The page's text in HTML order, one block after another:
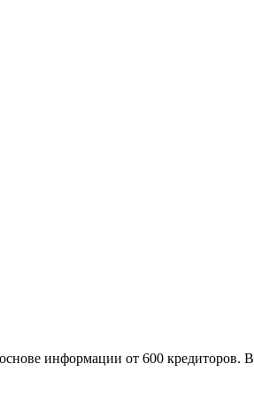
информации от 600